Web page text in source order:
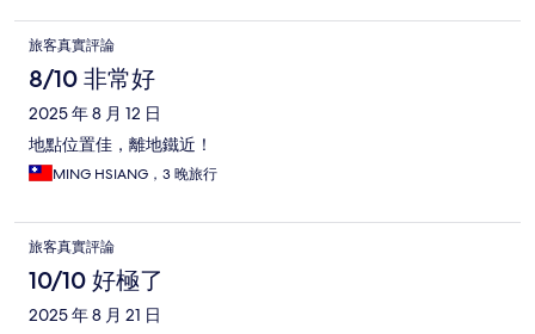
旅客真實評論
8/10 非常好
2025 年 8 月 12 日
地點位置佳，離地鐵近！
MING HSIANG，3 晚旅行
旅客真實評論
10/10 好極了
2025 年 8 月 21 日